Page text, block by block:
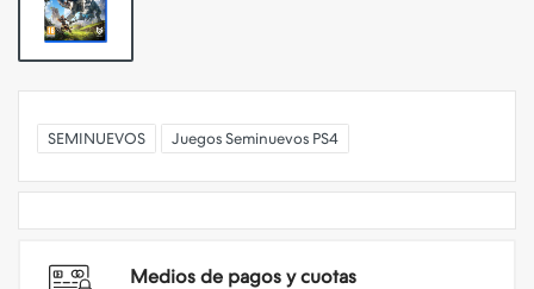
SEMINUEVOS Juegos Seminuevos PS4
Medios de pagos y cuotas